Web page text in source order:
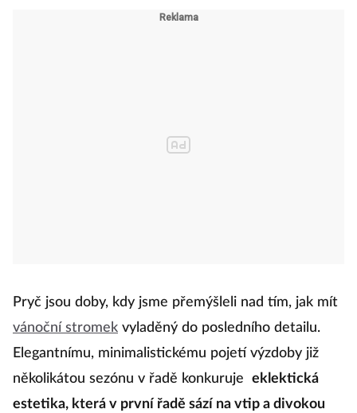
Pryč jsou doby, kdy jsme přemýšleli nad tím, jak mít
vánoční stromek vyladěný do posledního detailu.
Elegantnímu, minimalistickému pojetí výzdoby již
několikátou sezónu v řadě konkuruje
eklektická
estetika, která v první řadě sází na vtip a divokou